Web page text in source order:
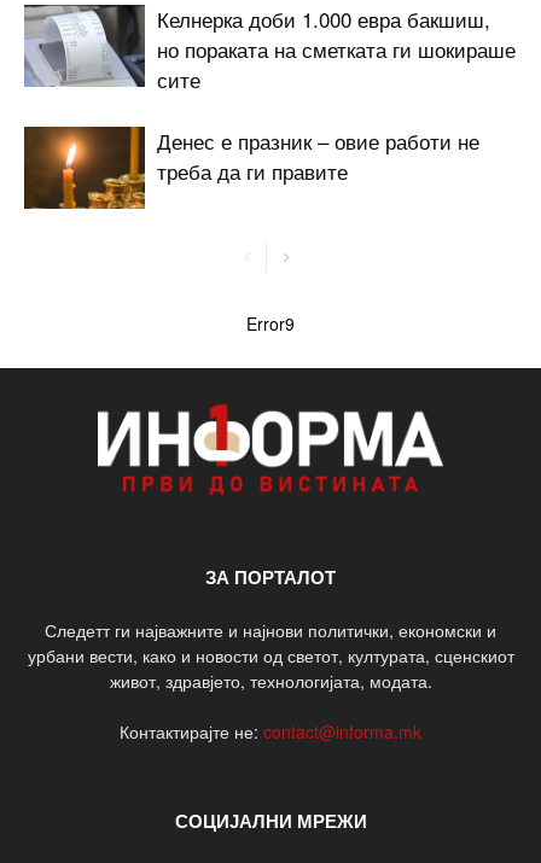
Келнерка доби 1.000 евра бакшиш,
но пораката на сметката ги шокираше
сите
Денес е празник – овие работи не
треба да ги правите
Error9
ЗА ПОРТАЛОТ
Следетт ги најважните и најнови политички, економски и
урбани вести, како и новости од светот, културата, сценскиот
живот, здравјето, технологијата, модата.
Контактирајте не: contact@informa.mk
СОЦИЈАЛНИ МРЕЖИ